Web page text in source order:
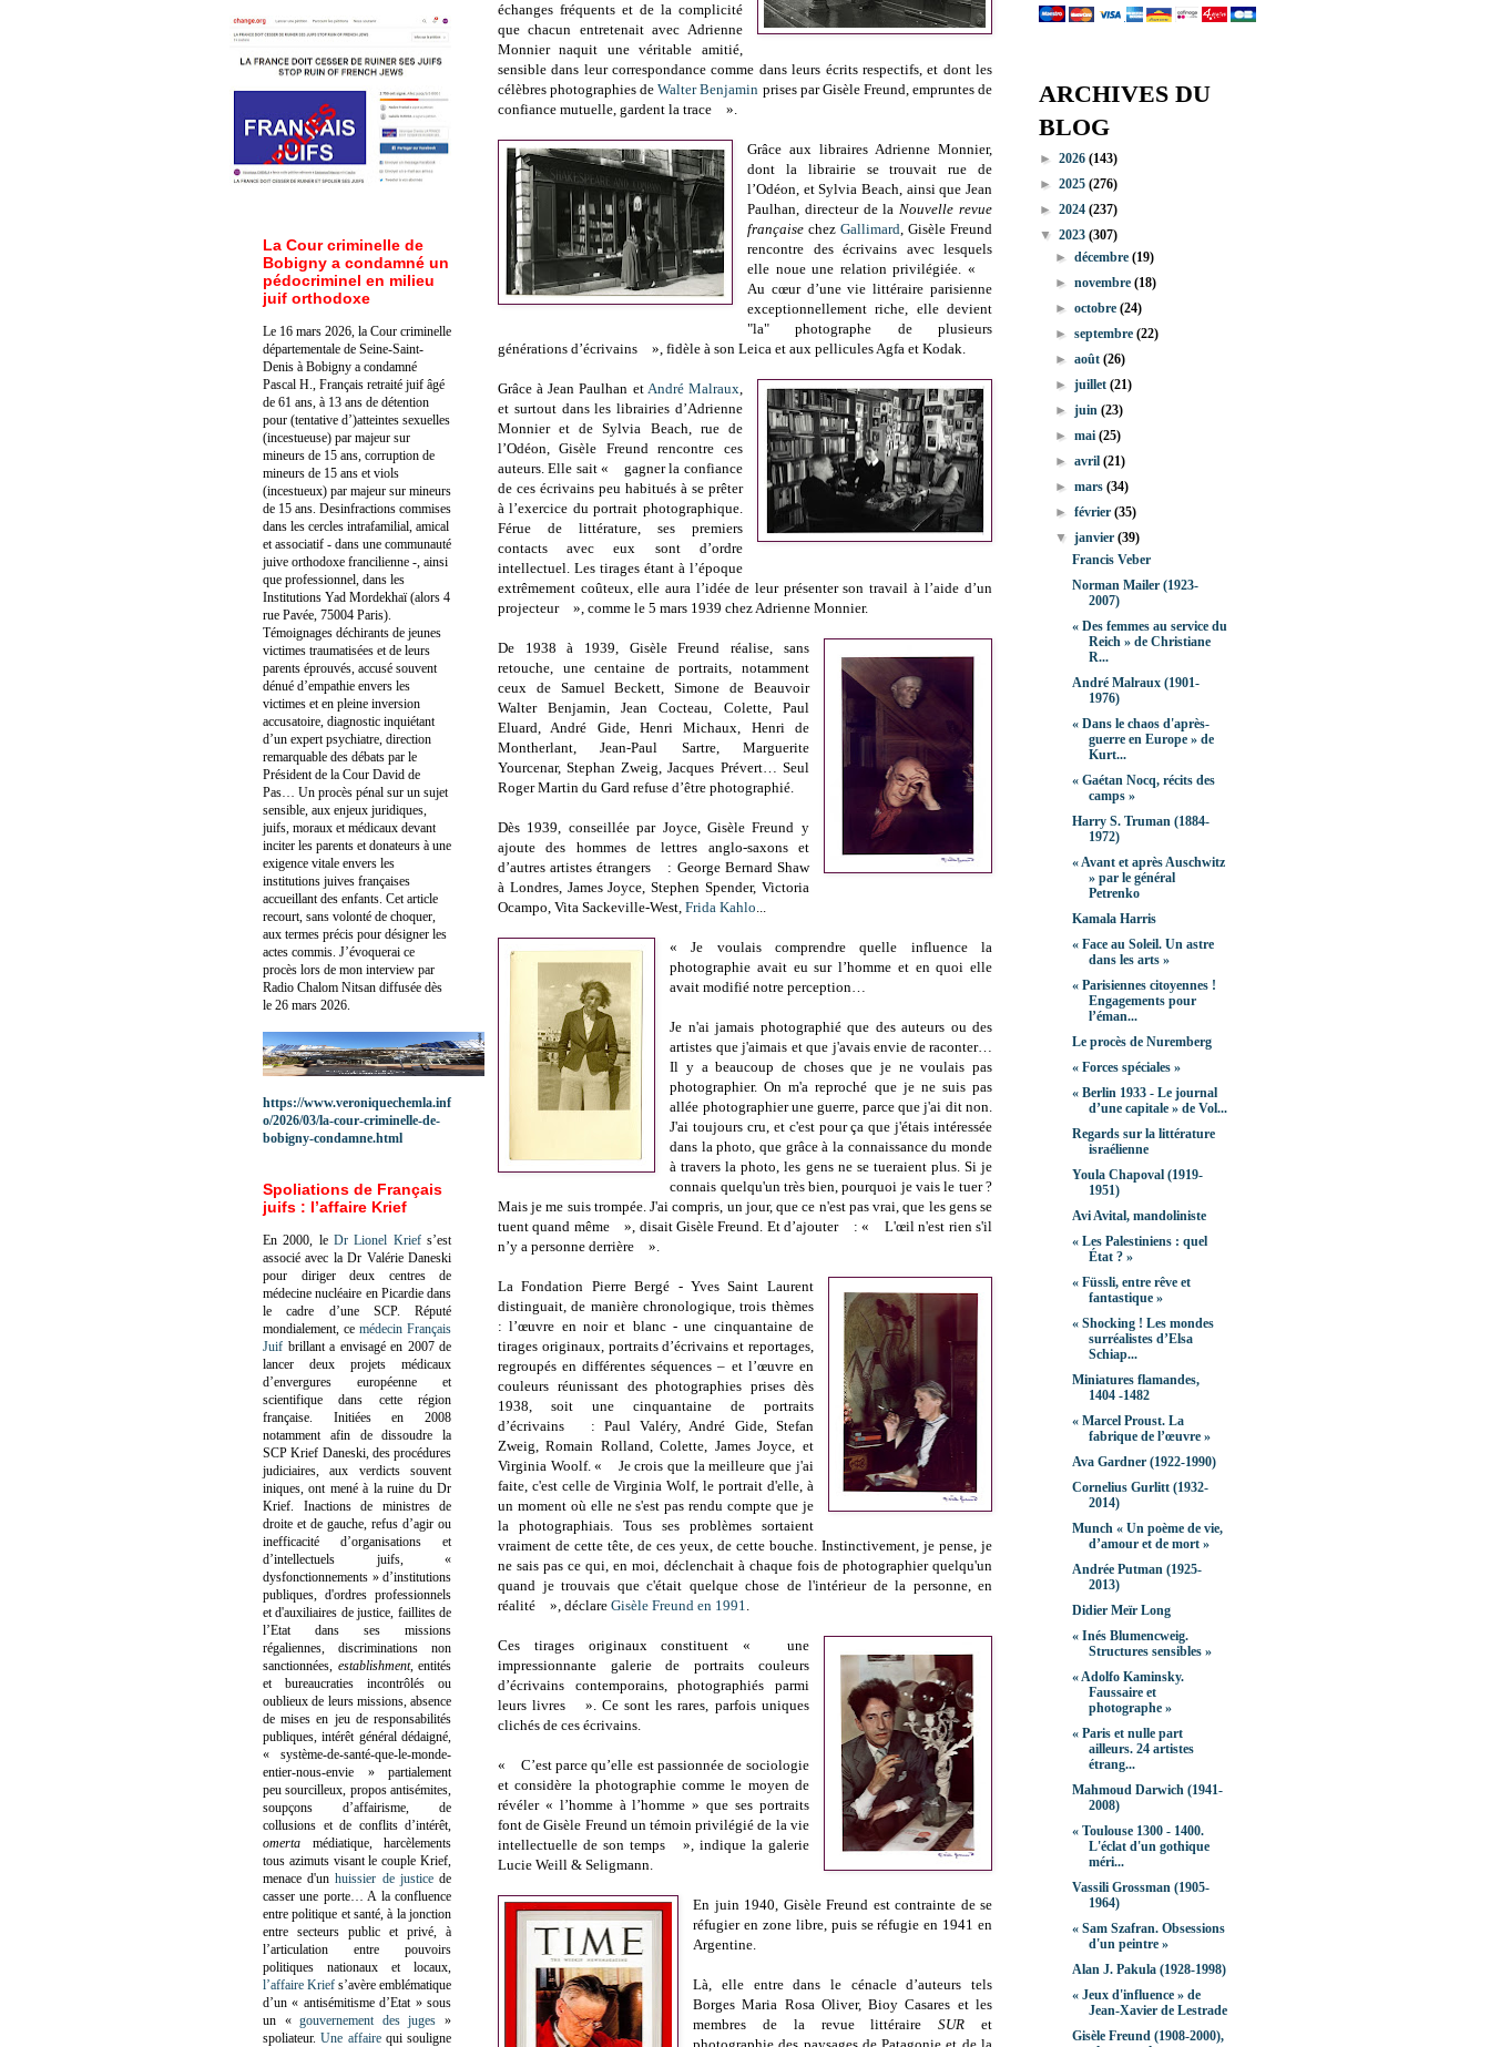
échanges fréquents et de la complicité
que chacun entretenait avec Adrienne
Monnier naquit une véritable amitié,
sensible dans leur correspondance comme dans leurs écrits respectifs, et dont les
célèbres photographies deWalter Benjamin prises par Gisèle Freund, empruntes de
confiance mutuelle, gardent la trace ».
Grâce aux libraires Adrienne Monnier,
dont la librairie se trouvait rue de
l’Odéon, et Sylvia Beach, ainsi que Jean
Paulhan, directeur de laNouvelle revue
française chezGallimard, Gisèle Freund
rencontre des écrivains avec lesquels
elle noue une relation privilégiée. «
Au cœur d’une vie littéraire parisienne
exceptionnellement riche, elle devient
"la" photographe de plusieurs
générations d’écrivains », fidèle à son Leica et aux pellicules Agfa et Kodak.
Grâce à Jean Paulhan et André Malraux,
et surtout dans les librairies d’Adrienne
Monnier et de Sylvia Beach, rue de
l’Odéon, Gisèle Freund rencontre ces
auteurs. Elle sait « gagner la confiance
de ces écrivains peu habitués à se prêter
à l’exercice du portrait photographique.
Férue de littérature, ses premiers
contacts avec eux sont d’ordre
intellectuel. Les tirages étant à l’époque
extrêmement coûteux, elle aura l’idée de leur présenter son travail à l’aide d’un
projecteur », comme le 5 mars 1939 chez Adrienne Monnier.
De 1938 à 1939, Gisèle Freund réalise, sans
retouche, une centaine de portraits, notamment
ceux de Samuel Beckett, Simone de Beauvoir
Walter Benjamin, Jean Cocteau, Colette, Paul
Eluard, André Gide, Henri Michaux, Henri de
Montherlant, Jean-Paul Sartre, Marguerite
Yourcenar, Stephan Zweig, Jacques Prévert… Seul
Roger Martin du Gard refuse d’être photographié.
Dès 1939, conseillée par Joyce, Gisèle Freund y
ajoute des hommes de lettres anglo-saxons et
d’autres artistes étrangers : George Bernard Shaw
à Londres, James Joyce, Stephen Spender, Victoria
Ocampo, Vita Sackeville-West, Frida Kahlo...
« Je voulais comprendre quelle influence la
photographie avait eu sur l’homme et en quoi elle
avait modifié notre perception…
Je n'ai jamais photographié que des auteurs ou des
artistes que j'aimais et que j'avais envie de raconter…
Il y a beaucoup de choses que je ne voulais pas
photographier. On m'a reproché que je ne suis pas
allée photographier une guerre, parce que j'ai dit non.
J'ai toujours cru, et c'est pour ça que j'étais intéressée
dans la photo, que grâce à la connaissance du monde
à travers la photo, les gens ne se tueraient plus. Si je
connais quelqu'un très bien, pourquoi je vais le tuer ?
Mais je me suis trompée. J'ai compris, un jour, que ce n'est pas vrai, que les gens se
tuent quand même », disait Gisèle Freund. Et d’ajouter : « L'œil n'est rien s'il
n’y a personne derrière ».
La Fondation Pierre Bergé - Yves Saint Laurent
distinguait, de manière chronologique, trois thèmes
: l’œuvre en noir et blanc - une cinquantaine de
tirages originaux, portraits d’écrivains et reportages,
regroupés en différentes séquences – et l’œuvre en
couleurs réunissant des photographies prises dès
1938, soit une cinquantaine de portraits
d’écrivains : Paul Valéry, André Gide, Stefan
Zweig, Romain Rolland, Colette, James Joyce, et
Virginia Woolf. « Je crois que la meilleure que j'ai
faite, c'est celle de Virginia Wolf, le portrait d'elle, à
un moment où elle ne s'est pas rendu compte que je
la photographiais. Tous ses problèmes sortaient
vraiment de cette tête, de ces yeux, de cette bouche. Instinctivement, je pense, je
ne sais pas ce qui, en moi, déclenchait à chaque fois de photographier quelqu'un
quand je trouvais que c'était quelque chose de l'intérieur de la personne, en
réalité », déclare Gisèle Freund en 1991.
Ces tirages originaux constituent « une
impressionnante galerie de portraits couleurs
d’écrivains contemporains, photographiés parmi
leurs livres ». Ce sont les rares, parfois uniques
clichés de ces écrivains.
« C’est parce qu’elle est passionnée de sociologie
et considère la photographie comme le moyen de
révéler « l’homme à l’homme » que ses portraits
font de Gisèle Freund un témoin privilégié de la vie
intellectuelle de son temps », indique la galerie
Lucie Weill & Seligmann.
En juin 1940, Gisèle Freund est contrainte de se
réfugier en zone libre, puis se réfugie en 1941 en
Argentine.
Là, elle entre dans le cénacle d’auteurs tels
Borges Maria Rosa Oliver, Bioy Casares et les
membres de la revue littéraireSUR et
La Cour criminelle de
Bobigny a condamné un
pédocriminel en milieu
juif orthodoxe
Le 16 mars 2026, la Cour criminelle
départementale de Seine-Saint-
Denis à Bobigny a condamné
Pascal H., Français retraité juif âgé
de 61 ans, à 13 ans de détention
pour (tentative d’)atteintes sexuelles
(incestueuse) par majeur sur
mineurs de 15 ans, corruption de
mineurs de 15 ans et viols
(incestueux) par majeur sur mineurs
de 15 ans. Desinfractions commises
dans les cercles intrafamilial, amical
et associatif - dans une communauté
juive orthodoxe francilienne -, ainsi
que professionnel, dans les
Institutions Yad Mordekhaï (alors 4
rue Pavée, 75004 Paris).
Témoignages déchirants de jeunes
victimes traumatisées et de leurs
parents éprouvés, accusé souvent
dénué d’empathie envers les
victimes et en pleine inversion
accusatoire, diagnostic inquiétant
d’un expert psychiatre, direction
remarquable des débats par le
Président de la Cour David de
Pas… Un procès pénal sur un sujet
sensible, aux enjeux juridiques,
juifs, moraux et médicaux devant
inciter les parents et donateurs à une
exigence vitale envers les
institutions juives françaises
accueillant des enfants. Cet article
recourt, sans volonté de choquer,
aux termes précis pour désigner les
actes commis. J’évoquerai ce
procès lors de mon interview par
Radio Chalom Nitsan diffusée dès
le 26 mars 2026.
https://www.veroniquechemla.inf
o/2026/03/la-cour-criminelle-de-
bobigny-condamne.html
Spoliations de Français
juifs : l’affaire Krief
En 2000, le Dr Lionel Kriefs’est
associé avec la Dr Valérie Daneski
pour diriger deux centres de
médecine nucléaire en Picardie dans
le cadre d’une SCP. Réputé
mondialement, ce médecin Français
Juif brillant a envisagé en 2007 de
lancer deux projets médicaux
d’envergures européenne et
scientifique dans cette région
française. Initiées en 2008
notamment afin de dissoudre la
SCP Krief Daneski, des procédures
judiciaires, aux verdicts souvent
iniques, ont mené à la ruine du Dr
Krief. Inactions de ministres de
droite et de gauche, refus d’agir ou
inefficacité d’organisations et
d’intellectuels juifs, «
dysfonctionnements » d’institutions
publiques, d'ordres professionnels
et d'auxiliaires de justice, faillites de
l’Etat dans ses missions
régaliennes, discriminations non
sanctionnées, establishment, entités
et bureaucraties incontrôlés ou
oublieux de leurs missions, absence
de mises en jeu de responsabilités
publiques, intérêt général dédaigné,
« système-de-santé-que-le-monde-
entier-nous-envie » partialement
peu sourcilleux, propos antisémites,
soupçons d’affairisme, de
collusions et de conflits d’intérêt,
omerta médiatique, harcèlements
tous azimuts visant le couple Krief,
menace d'unhuissier de justicede
casser une porte… A la confluence
entre politique et santé, à la jonction
entre secteurs public et privé, à
l’articulation entre pouvoirs
politiques nationaux et locaux,
l’affaire Krief s’avère emblématique
d’un « antisémitisme d’Etat » sous
un «gouvernement des juges »
spoliateur.Une affairequi souligne
ARCHIVES DU
BLOG
► 2026 (143)
► 2025 (276)
► 2024 (237)
▼ 2023 (307)
►décembre(19)
►novembre(18)
►octobre(24)
►septembre(22)
►août(26)
►juillet(21)
►juin(23)
►mai(25)
►avril(21)
►mars(34)
►février(35)
▼janvier(39)
Francis Veber
Norman Mailer (1923-
2007)
« Des femmes au service du
Reich » de Christiane
R...
André Malraux (1901-
1976)
« Dans le chaos d'après-
guerre en Europe » de
Kurt...
« Gaétan Nocq, récits des
camps »
Harry S. Truman (1884-
1972)
« Avant et après Auschwitz
» par le général
Petrenko
Kamala Harris
« Face au Soleil. Un astre
dans les arts »
« Parisiennes citoyennes !
Engagements pour
l’éman...
Le procès de Nuremberg
« Forces spéciales »
« Berlin 1933 - Le journal
dʼune capitale » de Vol...
Regards sur la littérature
israélienne
Youla Chapoval (1919-
1951)
Avi Avital, mandoliniste
« Les Palestiniens : quel
État ? »
« Füssli, entre rêve et
fantastique »
« Shocking ! Les mondes
surréalistes d’Elsa
Schiap...
Miniatures flamandes,
1404 -1482
« Marcel Proust. La
fabrique de l’œuvre »
Ava Gardner (1922-1990)
Cornelius Gurlitt (1932-
2014)
Munch « Un poème de vie,
d’amour et de mort »
Andrée Putman (1925-
2013)
Didier Meïr Long
« Inés Blumencweig.
Structures sensibles »
« Adolfo Kaminsky.
Faussaire et
photographe »
« Paris et nulle part
ailleurs. 24 artistes
étrang...
Mahmoud Darwich (1941-
2008)
« Toulouse 1300 - 1400.
L'éclat d'un gothique
méri...
Vassili Grossman (1905-
1964)
« Sam Szafran. Obsessions
d'un peintre »
Alan J. Pakula (1928-1998)
« Jeux d'influence » de
Jean-Xavier de Lestrade
Gisèle Freund (1908-2000),